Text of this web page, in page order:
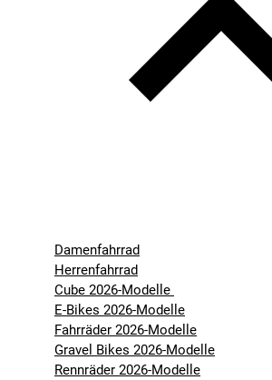
Damenfahrrad
Herrenfahrrad
Cube 2026-Modelle
E-Bikes 2026-Modelle
Fahrräder 2026-Modelle
Gravel Bikes 2026-Modelle
Rennräder 2026-Modelle